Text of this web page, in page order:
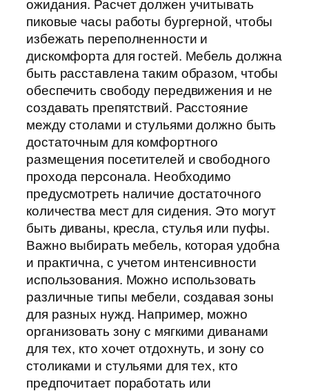
ожидания. Расчет должен учитывать
пиковые часы работы бургерной, чтобы
избежать переполненности и
дискомфорта для гостей. Мебель должна
быть расставлена таким образом, чтобы
обеспечить свободу передвижения и не
создавать препятствий. Расстояние
между столами и стульями должно быть
достаточным для комфортного
размещения посетителей и свободного
прохода персонала. Необходимо
предусмотреть наличие достаточного
количества мест для сидения. Это могут
быть диваны, кресла, стулья или пуфы.
Важно выбирать мебель, которая удобна
и практична, с учетом интенсивности
использования. Можно использовать
различные типы мебели, создавая зоны
для разных нужд. Например, можно
организовать зону с мягкими диванами
для тех, кто хочет отдохнуть, и зону со
столиками и стульями для тех, кто
предпочитает поработать или